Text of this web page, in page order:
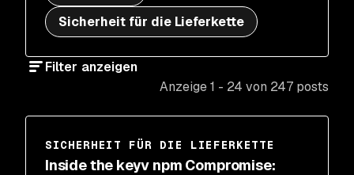
Sicherheit für die Lieferkette
Filter anzeigen
Anzeige 1 - 24 von 247 posts
SICHERHEIT FÜR DIE LIEFERKETTE
Inside the keyv npm Compromise: